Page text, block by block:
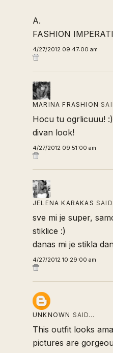
A.
FASHION
4/27/2012 09:47:00 am
MARINA FRASHION
Hocu tu ogrlicuuu! :)
divan look!
4/27/2012 09:51:00 am
JELENA KARAKAS
sve mi je super,
stiklice :)
danas mi je stikla
4/27/2012 10:29:00 am
UNKNOWN SAID…
This outfit looks
pictures are